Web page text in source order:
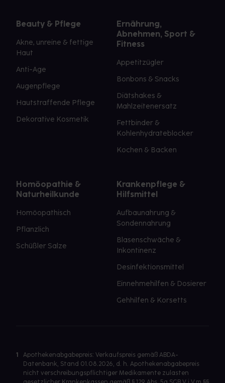
Beauty & Pflege
Akne, unreine & fettige
Haut
Anti-Age
Augenpflege
Hautstraffende Pflege
Dekorative Kosmetik
Ernährung,
Abnehmen, Sport &
Fitness
Appetitzügler
Bonbons & Snacks
Diätshakes &
Mahlzeitenersatz
Fettbinder &
Kohlenhydrateblocker
Kochen & Backen
Homöopathie &
Naturheilkunde
Homöopathisch
Pflanzlich
Schüßler Salze
Krankenpflege &
Hilfsmittel
Aufbaunahrung &
Sondennahrung
Blasenschwäche &
Inkontinenz
Desinfektionsmittel
Einnehmehilfen & Dosierer
Gehhilfen & Korsetts
1
Apothekenabgabepreis: Verkaufspreis gemäß ABDA-
Datenbank, Stand 01.08.2026, d. h. Apothekenabgabepreis
nicht verschreibungspflichtiger Medikamente zulasten